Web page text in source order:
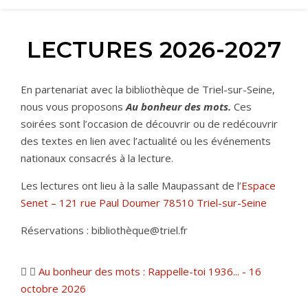
LECTURES 2026-2027
En partenariat avec la bibliothèque de Triel-sur-Seine,
nous vous proposonsAu bonheur des mots. Ces
soirées sont l’occasion de découvrir ou de redécouvrir
des textes en lien avec l’actualité ou les événements
nationaux consacrés à la lecture.
Les lectures ont lieu à la salle Maupassant de l’Espace
Senet – 121 rue Paul Doumer 78510 Triel-sur-Seine
Réservations : bibliothèque@triel.fr
Au bonheur des mots : Rappelle-toi 1936... - 16
octobre 2026